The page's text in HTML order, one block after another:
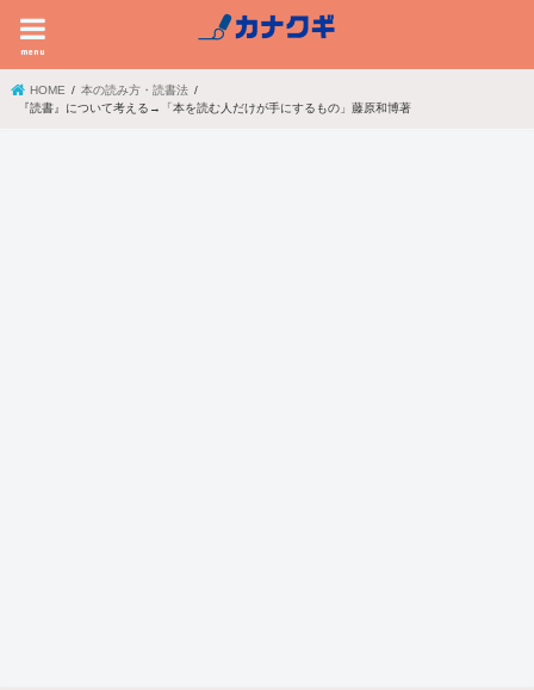
menu
HOME
本の読み方・読書法
『読書』について考える→「本を読む人だけが手にするもの」藤原和博著